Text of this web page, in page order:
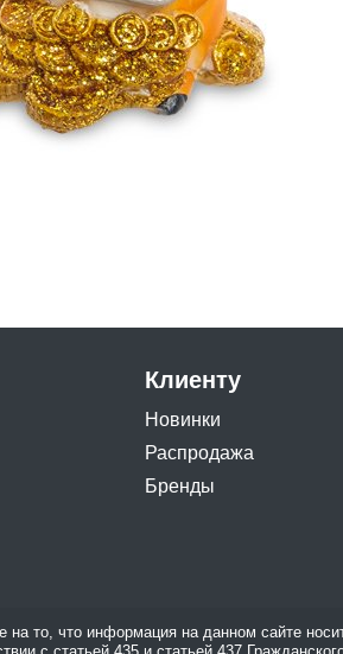
Клиенту
Новинки
Распродажа
Бренды
то, что информация на данном сайте